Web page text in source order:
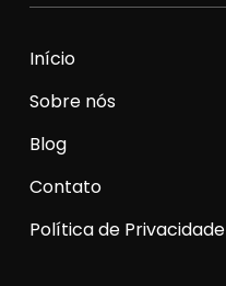
Início
Sobre nós
Blog
Contato
Política de Privacidade